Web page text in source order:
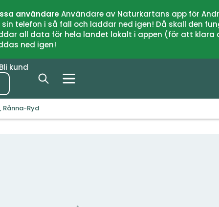
användareAnvändare av Naturkartans app för
telefon i så fall och laddar ned igen! Då skall den
all data för hela landet lokalt i appen (för att
ned igen!
Bli kund
Ryd